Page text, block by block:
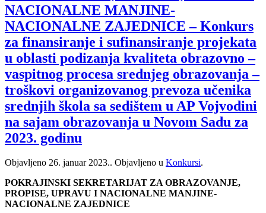
NACIONALNE MANJINE-
NACIONALNE ZAJEDNICE – Konkurs
za finansiranje i sufinansiranje projekata
u oblasti podizanja kvaliteta obrazovno –
vaspitnog procesa srednjeg obrazovanja –
troškovi organizovanog prevoza učenika
srednjih škola sa sedištem u AP Vojvodini
na sajam obrazovanja u Novom Sadu za
2023. godinu
Objavljeno 26. januar 2023.. Objavljeno u Konkursi.
POKRAJINSKI SEKRETARIJAT ZA OBRAZOVANJE,
PROPISE, UPRAVU I NACIONALNE MANJINE-
NACIONALNE ZAJEDNICE